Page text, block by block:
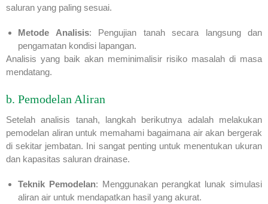
saluran yang paling sesuai.
Metode Analisis: Pengujian tanah secara langsung dan
pengamatan kondisi lapangan.
Analisis yang baik akan meminimalisir risiko masalah di masa
mendatang.
b. Pemodelan Aliran
Setelah analisis tanah, langkah berikutnya adalah melakukan
pemodelan aliran untuk memahami bagaimana air akan bergerak
di sekitar jembatan. Ini sangat penting untuk menentukan ukuran
dan kapasitas saluran drainase.
Teknik Pemodelan: Menggunakan perangkat lunak simulasi
aliran air untuk mendapatkan hasil yang akurat.